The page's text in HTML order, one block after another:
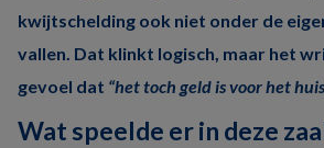
kwijtschelding ook niet onder de
vallen. Dat klinkt logisch, maar het
gevoel dat “het toch geld is voor het
Wat speelde er in deze